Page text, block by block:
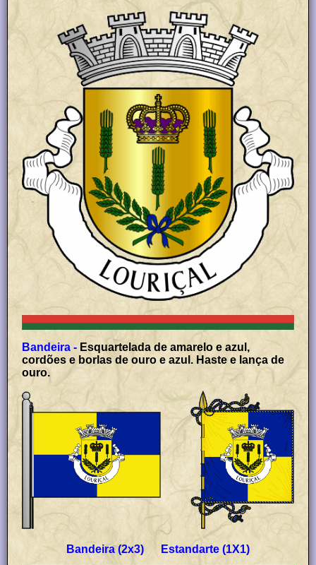
Bandeira - Esquartelada de amarelo e azul,
cordões e borlas de ouro e azul. Haste e lança de
ouro.
Bandeira (2x3) Estandarte (1X1)